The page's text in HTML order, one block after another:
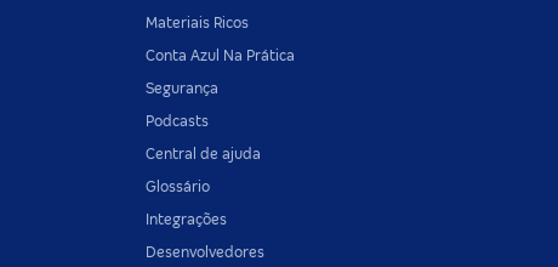
Materiais Ricos
Conta Azul Na Prática
Segurança
Podcasts
Central de ajuda
Glossário
Integrações
Desenvolvedores